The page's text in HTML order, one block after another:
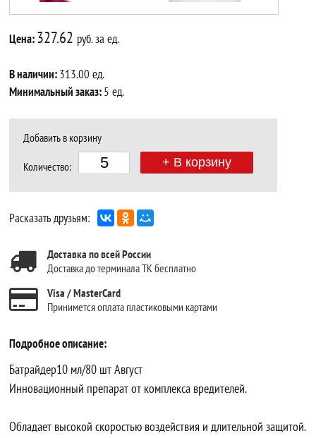
Цена:327.62 руб. за ед.
В наличии:313.00 ед.
Минимальный заказ:5 ед.
Добавить в корзину
Количество: + В корзину
Расказать друзьям:
Доставка по всей России
Доставка до терминала ТК бесплатно
Visa / MasterCard
Принимется оплата пластиковыми картами
Подробное описание:
Батрайдер10 мл/80 шт Август
Инновационный препарат от комплекса вредителей.
Обладает высокой скоростью воздействия и длительной защитой.